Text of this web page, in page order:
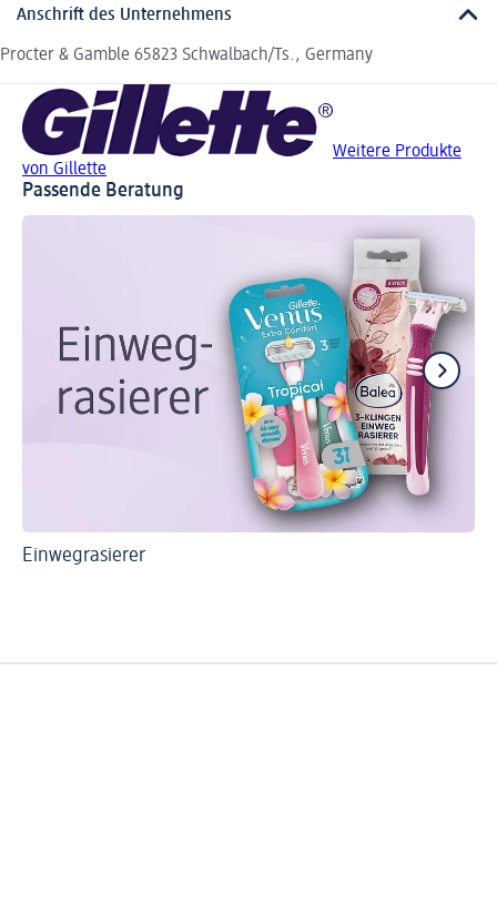
Anschrift des Unternehmens
Procter & Gamble 65823 Schwalbach/Ts., Germany
Weitere Produkte
von Gillette
Passende Beratung
Einwegrasierer